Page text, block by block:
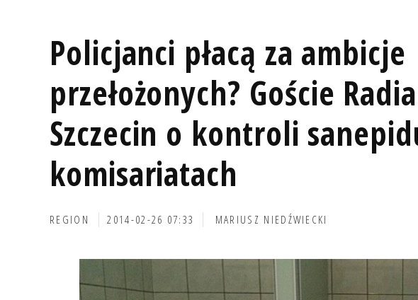
Policjanci płacą za ambicje
przełożonych? Goście Radia
Szczecin o kontroli
komisariatach
REGION 2014-02-26 07:33 MARIUSZ NIEDŹWIECKI
s. olsztyn 2014-02-26, godz. 21:55